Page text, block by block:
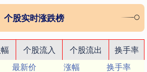
个股实时涨跌榜
个股流入 个股流出
换手率
最新价 涨幅
换手率